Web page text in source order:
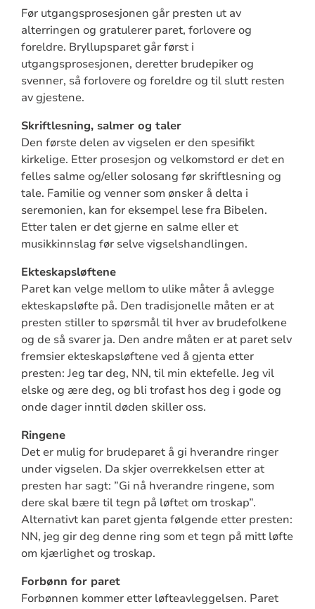
Før utgangsprosesjonen går presten ut av
alterringen og gratulerer paret, forlovere og
foreldre. Bryllupsparet går først i
utgangsprosesjonen, deretter brudepiker og
svenner, så forlovere og foreldre og til slutt resten
av gjestene.
Skriftlesning, salmer og taler
Den første delen av vigselen er den spesifikt
kirkelige. Etter prosesjon og velkomstord er det en
felles salme og/eller solosang før skriftlesning og
tale. Familie og venner som ønsker å delta i
seremonien, kan for eksempel lese fra Bibelen.
Etter talen er det gjerne en salme eller et
musikkinnslag før selve vigselshandlingen.
Ekteskapsløftene
Paret kan velge mellom to ulike måter å avlegge
ekteskapsløfte på. Den tradisjonelle måten er at
presten stiller to spørsmål til hver av brudefolkene
og de så svarer ja. Den andre måten er at paret selv
fremsier ekteskapsløftene ved å gjenta etter
presten: Jeg tar deg, NN, til min ektefelle. Jeg vil
elske og ære deg, og bli trofast hos deg i gode og
onde dager inntil døden skiller oss.
Ringene
Det er mulig for brudeparet å gi hverandre ringer
under vigselen. Da skjer overrekkelsen etter at
presten har sagt: ”Gi nå hverandre ringene, som
dere skal bære til tegn på løftet om troskap”.
Alternativt kan paret gjenta følgende etter presten:
NN, jeg gir deg denne ring som et tegn på mitt løfte
om kjærlighet og troskap.
Forbønn for paret
Forbønnen kommer etter løfteavleggelsen. Paret